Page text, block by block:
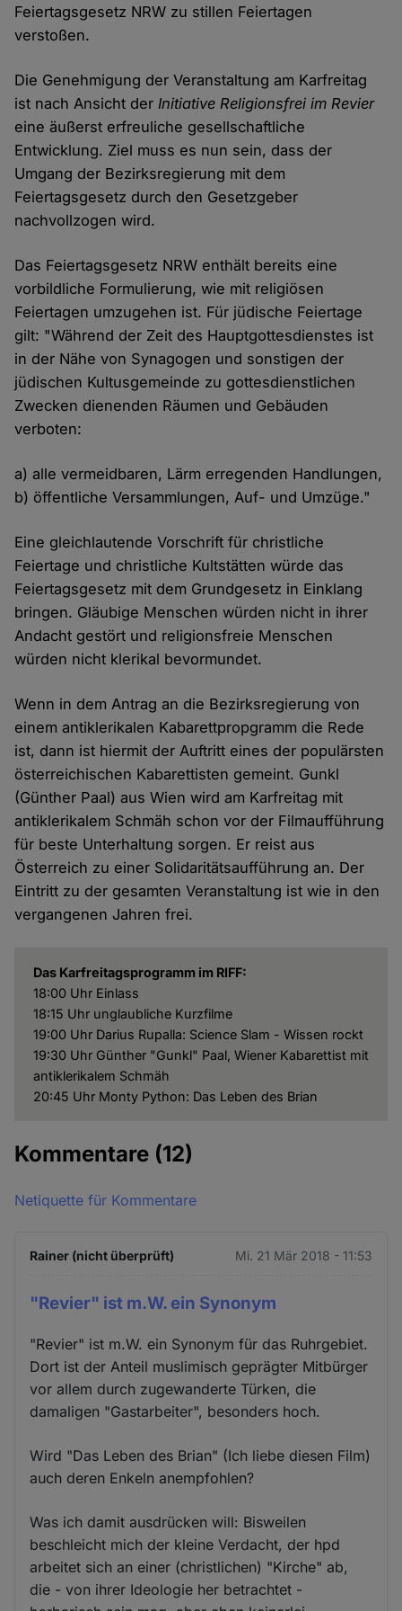
Feiertagsgesetz NRW zu stillen Feiertagen
verstoßen.
Die Genehmigung der Veranstaltung am Karfreitag
ist nach Ansicht derInitiative Religionsfrei im Revier
eine äußerst erfreuliche gesellschaftliche
Entwicklung. Ziel muss es nun sein, dass der
Umgang der Bezirksregierung mit dem
Feiertagsgesetz durch den Gesetzgeber
nachvollzogen wird.
Das Feiertagsgesetz NRW enthält bereits eine
vorbildliche Formulierung, wie mit religiösen
Feiertagen umzugehen ist. Für jüdische Feiertage
gilt: "Während der Zeit des Hauptgottesdienstes ist
in der Nähe von Synagogen und sonstigen der
jüdischen Kultusgemeinde zu gottesdienstlichen
Zwecken dienenden Räumen und Gebäuden
verboten:
a) alle vermeidbaren, Lärm erregenden Handlungen,
b) öffentliche Versammlungen, Auf- und Umzüge."
Eine gleichlautende Vorschrift für christliche
Feiertage und christliche Kultstätten würde das
Feiertagsgesetz mit dem Grundgesetz in Einklang
bringen. Gläubige Menschen würden nicht in ihrer
Andacht gestört und religionsfreie Menschen
würden nicht klerikal bevormundet.
Wenn in dem Antrag an die Bezirksregierung von
einem antiklerikalen Kabarettpropgramm die Rede
ist, dann ist hiermit der Auftritt eines der populärsten
österreichischen Kabarettisten gemeint. Gunkl
(Günther Paal) aus Wien wird am Karfreitag mit
antiklerikalem Schmäh schon vor der Filmaufführung
für beste Unterhaltung sorgen. Er reist aus
Österreich zu einer Solidaritätsaufführung an. Der
Eintritt zu der gesamten Veranstaltung ist wie in den
vergangenen Jahren frei.
Das Karfreitagsprogramm im RIFF:
18:00 Uhr Einlass
18:15 Uhr unglaubliche Kurzfilme
19:00 Uhr Darius Rupalla: Science Slam - Wissen rockt
19:30 Uhr Günther "Gunkl" Paal, Wiener Kabarettist mit
antiklerikalem Schmäh
20:45 Uhr Monty Python: Das Leben des Brian
Kommentare (12)
Netiquette für Kommentare
Rainer (nicht überprüft) Mi. 21 Mär 2018 - 11:53
"Revier" ist m.W. ein Synonym
"Revier" ist m.W. ein Synonym für das Ruhrgebiet.
Dort ist der Anteil muslimisch geprägter Mitbürger
vor allem durch zugewanderte Türken, die
damaligen "Gastarbeiter", besonders hoch.
Wird "Das Leben des Brian" (Ich liebe diesen Film)
auch deren Enkeln anempfohlen?
Was ich damit ausdrücken will: Bisweilen
beschleicht mich der kleine Verdacht, der hpd
arbeitet sich an einer (christlichen) "Kirche" ab,
die - von ihrer Ideologie her betrachtet -